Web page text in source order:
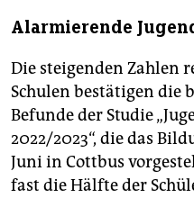
Alarmierende
Die steigenden Zahlen
Schulen bestätigen die
Befunde der Studie
2022/2023“, die das
Juni in Cottbus
fast die Hälfte der